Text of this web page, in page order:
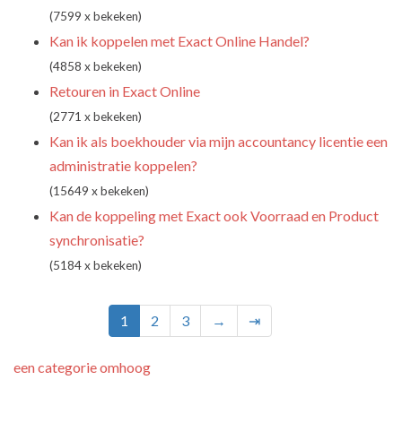
(7599 x bekeken)
Kan ik koppelen met Exact Online Handel?
(4858 x bekeken)
Retouren in Exact Online
(2771 x bekeken)
Kan ik als boekhouder via mijn accountancy licentie een
administratie koppelen?
(15649 x bekeken)
Kan de koppeling met Exact ook Voorraad en Product
synchronisatie?
(5184 x bekeken)
1 2 3 → ⇥
een categorie omhoog